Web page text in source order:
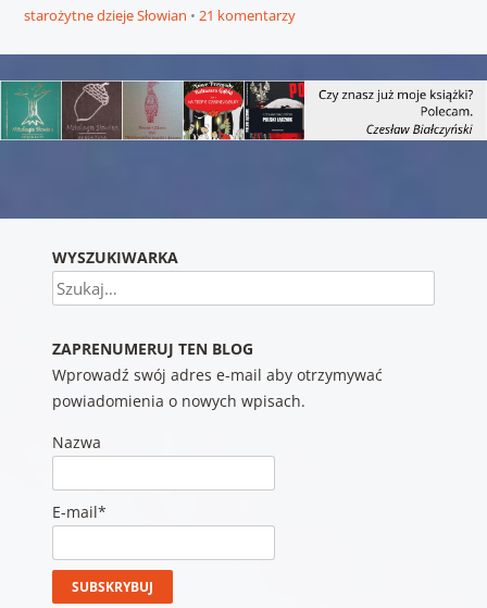
starożytne dzieje Słowian
21 komentarzy
WYSZUKIWARKA
Szukaj
ZAPRENUMERUJ TEN BLOG
Wprowadź swój adres e-mail aby otrzymywać
powiadomienia o nowych wpisach.
Nazwa
E-mail*